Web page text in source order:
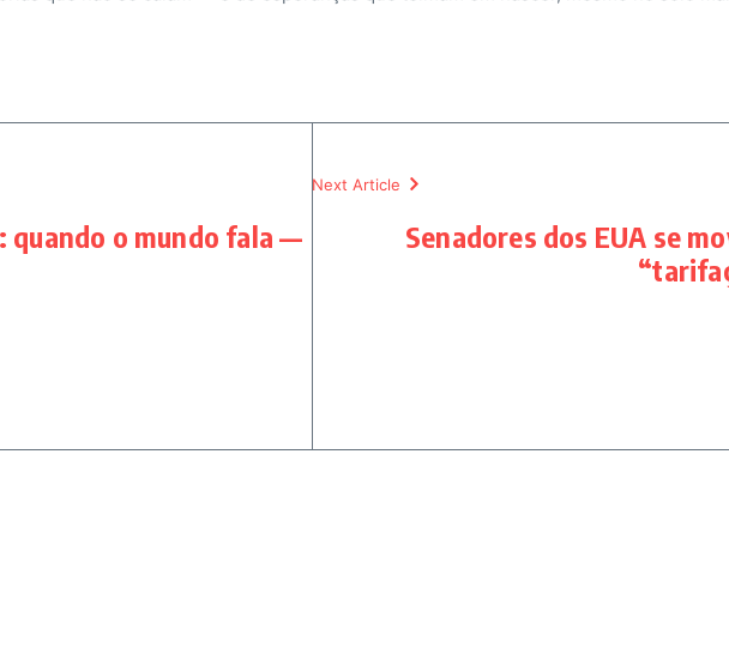
quando o mundo fala —
Next Article
Senadores dos EUA se